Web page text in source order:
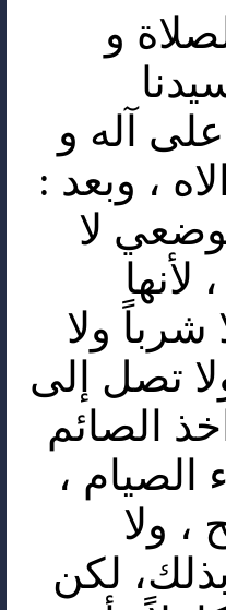
و
آله و
، وبعد :
لا
شرباً ولا
تصل إلى
الصائم
الصيام ،
ولا
لكن